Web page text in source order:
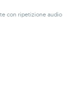
con ripetizione audio